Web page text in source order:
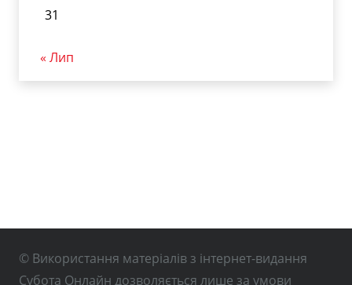
31
« Лип
© Використання матеріалів з інтернет-видання
Субота Онлайн дозволяється лише за умови